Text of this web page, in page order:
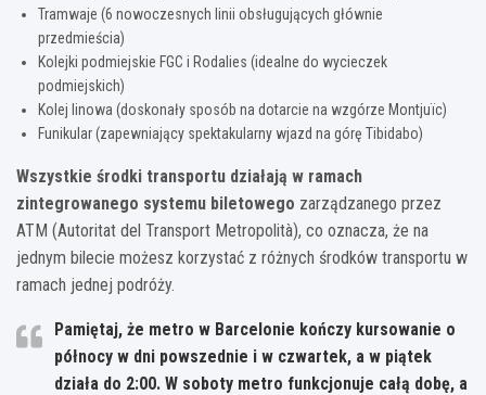
Tramwaje (6 nowoczesnych linii obsługujących głównie
przedmieścia)
Kolejki podmiejskie FGC i Rodalies (idealne do wycieczek
podmiejskich)
Kolej linowa (doskonały sposób na dotarcie na wzgórze Montjuïc)
Funikular (zapewniający spektakularny wjazd na górę Tibidabo)
Wszystkie środki transportu działają w ramach
zintegrowanego systemu biletowego zarządzanego przez
ATM (Autoritat del Transport Metropolità), co oznacza, że na
jednym bilecie możesz korzystać z różnych środków transportu w
ramach jednej podróży.
Pamiętaj, że metro w Barcelonie kończy kursowanie o
północy w dni powszednie i w czwartek, a w piątek
działa do 2:00. W soboty metro funkcjonuje całą dobę, a